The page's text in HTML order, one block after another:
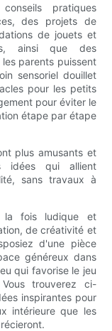
pratiques
des projets de
de jouets et
ainsi que des
parents puissent
sensoriel douillet
pour les petits
pour éviter le
étape par étape
plus amusants et
idées qui allient
sans travaux à
la fois ludique et
de créativité et
d'une pièce
généreux dans
qui favorise le jeu
trouverez ci-
inspirantes pour
intérieure que les